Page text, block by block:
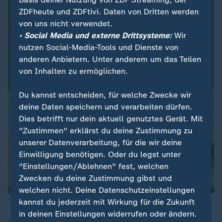
ZDFheute und ZDFtivi. Daten von Dritten werden
von uns nicht verwendet.
• Social Media und externe Drittsysteme:Wir
nutzen Social-Media-Tools und Dienste von
anderen Anbietern. Unter anderem um das Teilen
von Inhalten zu ermöglichen.
Du kannst entscheiden, für welche Zwecke wir
deine Daten speichern und verarbeiten dürfen.
Dies betrifft nur dein aktuell genutztes Gerät. Mit
"Zustimmen" erklärst du deine Zustimmung zu
unserer Datenverarbeitung, für die wir deine
Einwilligung benötigen. Oder du legst unter
"Einstellungen/Ablehnen" fest, welchen
Zwecken du deine Zustimmung gibst und
welchen nicht. Deine Datenschutzeinstellungen
kannst du jederzeit mit Wirkung für die Zukunft
in deinen Einstellungen widerrufen oder ändern.